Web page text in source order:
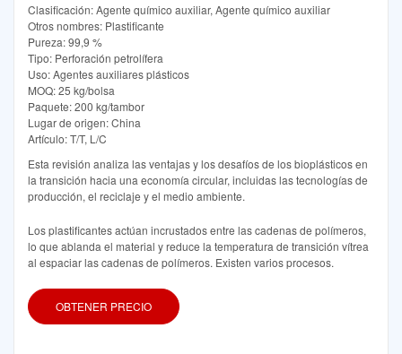
Clasificación: Agente químico auxiliar, Agente químico auxiliar
Otros nombres: Plastificante
Pureza: 99,9 %
Tipo: Perforación petrolífera
Uso: Agentes auxiliares plásticos
MOQ: 25 kg/bolsa
Paquete: 200 kg/tambor
Lugar de origen: China
Artículo: T/T, L/C
Esta revisión analiza las ventajas y los desafíos de los bioplásticos en
la transición hacia una economía circular, incluidas las tecnologías de
producción, el reciclaje y el medio ambiente.
Los plastificantes actúan incrustados entre las cadenas de polímeros,
lo que ablanda el material y reduce la temperatura de transición vítrea
al espaciar las cadenas de polímeros. Existen varios procesos.
OBTENER PRECIO